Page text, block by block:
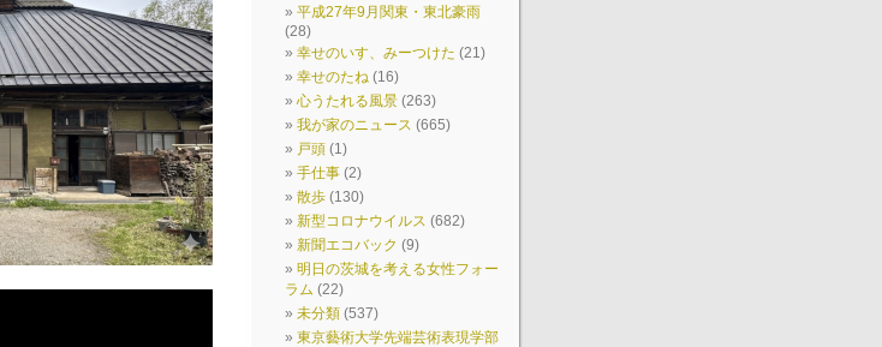
平成27年9月関東・東北豪雨
(28)
幸せのいす、みーつけた (21)
幸せのたね (16)
心うたれる風景 (263)
我が家のニュース (665)
戸頭 (1)
手仕事 (2)
散歩 (130)
新型コロナウイルス (682)
新聞エコバック (9)
明日の茨城を考える女性フォー
ラム (22)
未分類 (537)
東京藝術大学先端芸術表現学部